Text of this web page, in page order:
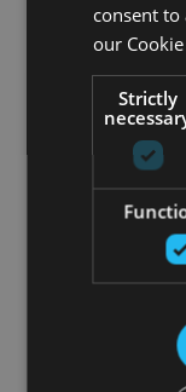
ALIGN
consent
our
Strictly